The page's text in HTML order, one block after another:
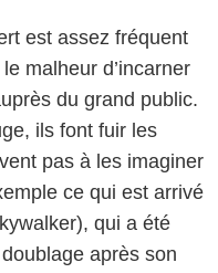
est assez fréquent
malheur d’incarner
du grand public.
ils font fuir les
pas à les imaginer
ce qui est arrivé
qui a été
après son